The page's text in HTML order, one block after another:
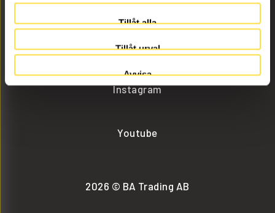
Tillåt alla
Tillåt urval
Avvisa
Facebook
Instagram
Youtube
2026 © BA Trading AB